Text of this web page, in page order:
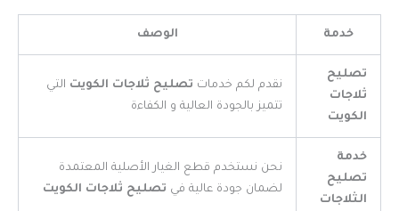
خدمة الوصف
تصليح
ثلاجات
الكويت
نقدم لكم خدمات تصليح ثلاجات الكويت التي
تتميز بالجودة العالية و الكفاءة
خدمة
تصليح
الثلاجات
نحن نستخدم قطع الغيار الأصلية المعتمدة
لضمان جودة عالية في تصليح ثلاجات الكويت